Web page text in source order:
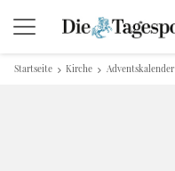
Startseite Kirche Adventskalender